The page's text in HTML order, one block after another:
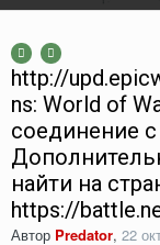
http://
ns: World of
соединение
найти на
https://
Автор Predator, 22